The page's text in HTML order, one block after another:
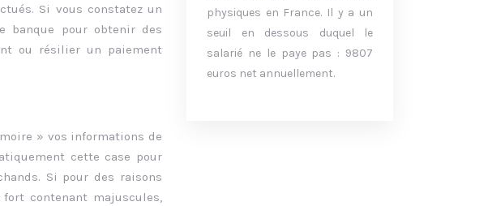
Si vous constatez un
banque pour obtenir des
ou résilier un paiement
» vos informations de
cette case pour
Si pour des raisons
contenant majuscules,
physiques en France. Il y a un
seuil en dessous duquel le
salarié ne le paye pas : 9807
euros net annuellement.